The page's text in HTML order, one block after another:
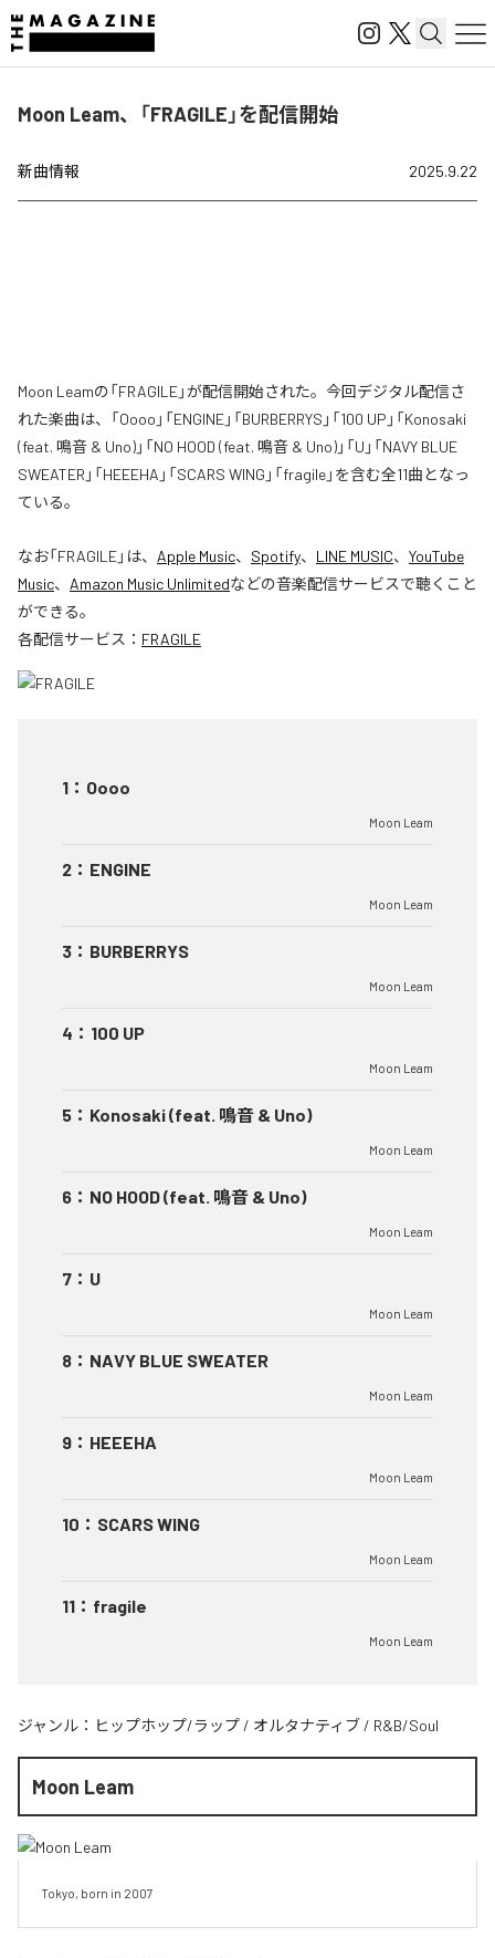
Moon Leam、「FRAGILE」を配信開始
新曲情報 2025.9.22
Moon Leamの「FRAGILE」が配信開始された。今回デジタル配信さ
れた楽曲は、「Oooo」「ENGINE」「BURBERRYS」「100 UP」「Konosaki
(feat. 鳴音 & Uno)」「NO HOOD (feat. 鳴音 & Uno)」「U」「NAVY BLUE
SWEATER」「HEEEHA」「SCARS WING」「fragile」を含む全11曲となっ
ている。
なお「FRAGILE」は、 Apple Music、 Spotify、 LINE MUSIC、 YouTube
Music、 Amazon Music Unlimitedなどの音楽配信サービスで聴くこと
ができる。
各配信サービス： FRAGILE
1 ： Oooo
Moon Leam
2 ： ENGINE
Moon Leam
3 ： BURBERRYS
Moon Leam
4 ： 100 UP
Moon Leam
5 ： Konosaki (feat. 鳴音 & Uno)
Moon Leam
6 ： NO HOOD (feat. 鳴音 & Uno)
Moon Leam
7 ： U
Moon Leam
8 ： NAVY BLUE SWEATER
Moon Leam
9 ： HEEEHA
Moon Leam
10 ： SCARS WING
Moon Leam
11 ： fragile
Moon Leam
ジャンル： ヒップホップ/ラップ / オルタナティブ / R&B/Soul
Moon Leam
Tokyo, born in 2007